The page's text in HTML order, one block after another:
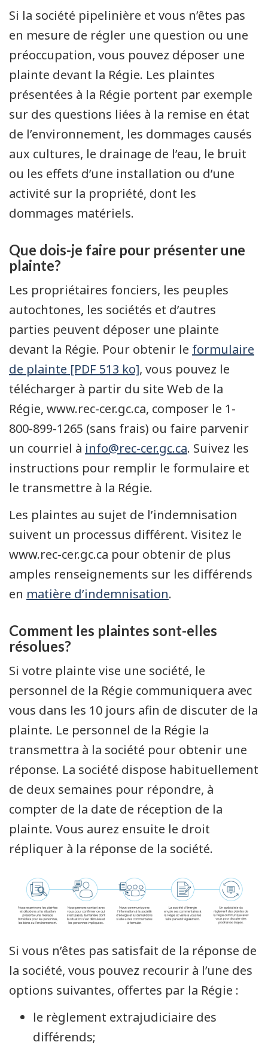
Si la société pipelinière et vous n’êtes pas
en mesure de régler une question ou une
préoccupation, vous pouvez déposer une
plainte devant la Régie. Les plaintes
présentées à la Régie portent par exemple
sur des questions liées à la remise en état
de l’environnement, les dommages causés
aux cultures, le drainage de l’eau, le bruit
ou les effets d’une installation ou d’une
activité sur la propriété, dont les
dommages matériels.
Que dois-je faire pour présenter une
plainte?
Les propriétaires fonciers, les peuples
autochtones, les sociétés et d’autres
parties peuvent déposer une plainte
devant la Régie. Pour obtenir le formulaire
de plainte [PDF 513 ko], vous pouvez le
télécharger à partir du site Web de la
Régie, www.rec-cer.gc.ca, composer le 1-
800-899-1265 (sans frais) ou faire parvenir
un courriel à info@rec-cer.gc.ca. Suivez les
instructions pour remplir le formulaire et
le transmettre à la Régie.
Les plaintes au sujet de l’indemnisation
suivent un processus différent. Visitez le
www.rec-cer.gc.ca pour obtenir de plus
amples renseignements sur les différends
en matière d’indemnisation.
Comment les plaintes sont-elles
résolues?
Si votre plainte vise une société, le
personnel de la Régie communiquera avec
vous dans les 10 jours afin de discuter de la
plainte. Le personnel de la Régie la
transmettra à la société pour obtenir une
réponse. La société dispose habituellement
de deux semaines pour répondre, à
compter de la date de réception de la
plainte. Vous aurez ensuite le droit
répliquer à la réponse de la société.
Si vous n’êtes pas satisfait de la réponse de
la société, vous pouvez recourir à l’une des
options suivantes, offertes par la Régie :
le règlement extrajudiciaire des
différends;